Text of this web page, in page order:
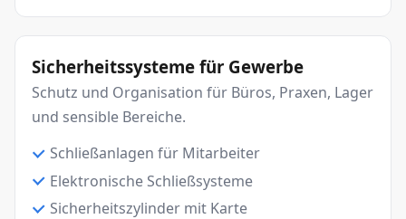
Sicherheitssysteme für Gewerbe
Schutz und Organisation für Büros, Praxen, Lager
und sensible Bereiche.
Schließanlagen für Mitarbeiter
Elektronische Schließsysteme
Sicherheitszylinder mit Karte